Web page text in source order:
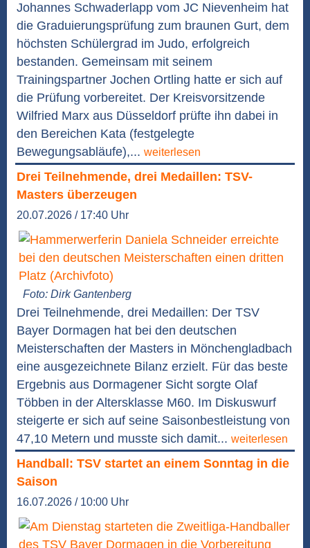
Johannes Schwaderlapp vom JC Nievenheim hat
die Graduierungsprüfung zum braunen Gurt, dem
höchsten Schülergrad im Judo, erfolgreich
bestanden. Gemeinsam mit seinem
Trainingspartner Jochen Ortling hatte er sich auf
die Prüfung vorbereitet. Der Kreisvorsitzende
Wilfried Marx aus Düsseldorf prüfte ihn dabei in
den Bereichen Kata (festgelegte
Bewegungsabläufe),... weiterlesen
Drei Teilnehmende, drei Medaillen: TSV-
Masters überzeugen
20.07.2026 / 17:40 Uhr
Foto: Dirk Gantenberg
Drei Teilnehmende, drei Medaillen: Der TSV
Bayer Dormagen hat bei den deutschen
Meisterschaften der Masters in Mönchengladbach
eine ausgezeichnete Bilanz erzielt. Für das beste
Ergebnis aus Dormagener Sicht sorgte Olaf
Többen in der Altersklasse M60. Im Diskuswurf
steigerte er sich auf seine Saisonbestleistung von
47,10 Metern und musste sich damit... weiterlesen
Handball: TSV startet an einem Sonntag in die
Saison
16.07.2026 / 10:00 Uhr